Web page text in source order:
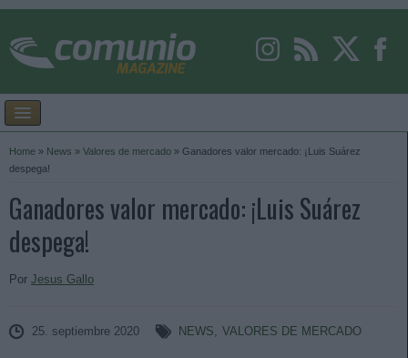
Home » News » Valores de mercado » Ganadores valor mercado: ¡Luis Suárez
despega!
Ganadores valor mercado: ¡Luis Suárez
despega!
Por Jesus Gallo
25. septiembre 2020 NEWS, VALORES DE MERCADO